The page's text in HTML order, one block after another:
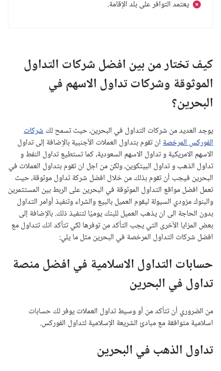
يعتمد التوافر على بلد الإقامة.
كيف تختار من بين افضل شركات التداول
الموثوقة وشركات تداول الاسهم في
البحرين؟
يوجد العديد من شركات التداول في البحرين، حيث تسمح لكشركات
الفوركس المرخصةان تقوم بتداول العملات الأجنبية بالإضافة إلى تداول
الاسهم الامريكية و تداول الاسهم السعودية، كما تستطيع تداول النفط و
تداول الذهب و تداول البيتكوين، ولكن من اجل ان تقوم بتداول العملات في
البحرين فيجب أن تقوم بذلك من خلال افضل شركة تداول موثوقة، حيث
تعمل افضل مواقع التداول الموثوقة في البحرين على الربط بين المستثمرين
والبنوك مزودي السيولة ليقوم العميل بالبيع والشراء وتنفيذ أوامر التداول
بدون الحاجة الى ان يذهب العميل للبنك يوميًا لتنفيذ ذلك. بالإضافة إلى
بعض المزايا الأخرى التي يجب التأكد من توفرها لكي تتأكد انك تتداول مع
افضل شركات التداول المرخصة في البحرين مثل ما يلي:
حسابات التداول الاسلامية في افضل منصة
تداول في البحرين
من الضروري أن تتأكد من أو وسيط تداول العملات يوفر لك حسابات
اسلامية متوافقة مع مبادئ الشريعة الإسلامية لتداول الفوركس.
تداول الذهب في البحرين